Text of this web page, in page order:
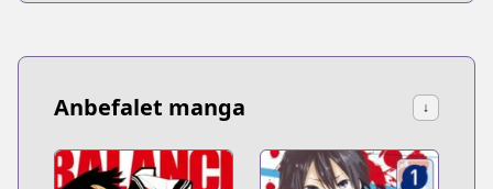
Anbefalet manga ↓